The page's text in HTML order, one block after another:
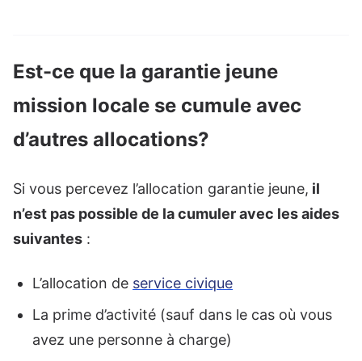
Est-ce que la garantie jeune
mission locale se cumule avec
d’autres allocations?
Si vous percevez l’allocation garantie jeune, il
n’est pas possible de la cumuler avec les aides
suivantes :
L’allocation de service civique
La prime d’activité (sauf dans le cas où vous
avez une personne à charge)